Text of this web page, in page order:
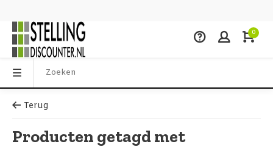
0
Terug
Producten getagd met